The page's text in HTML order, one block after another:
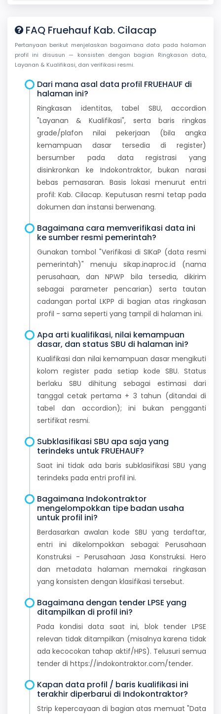
FAQ Fruehauf Kab. Cilacap
Pertanyaan berikut menjelaskan bagaimana data pada halaman
profil ini disusun — konsisten dengan bagian Ringkasan data,
Layanan & Kualifikasi, dan verifikasi resmi.
Dari mana asal data profil FRUEHAUF di
halaman ini?
Ringkasan identitas, tabel SBU, accordion
"Layanan & Kualifikasi", serta baris ringkas
grade/plafon nilai pekerjaan (bila angka
kemampuan dasar tersedia di register)
bersumber pada data registrasi yang
disinkronkan ke Indokontraktor, bukan narasi
bebas pemasaran. Basis lokasi menurut entri
profil: Kab. Cilacap. Keputusan resmi tetap pada
dokumen dan instansi berwenang.
Bagaimana cara memverifikasi data ini
ke sumber resmi pemerintah?
Gunakan tombol "Verifikasi di SIKaP (data resmi
pemerintah)" menuju sikap.inaproc.id (nama
perusahaan, dan NPWP bila tersedia, dikirim
sebagai parameter pencarian) serta tautan
cadangan portal LKPP di bagian atas ringkasan
profil - sama seperti yang tampil di halaman ini.
Apa arti kualifikasi, nilai kemampuan
dasar, dan status SBU di halaman ini?
Kualifikasi dan nilai kemampuan dasar mengikuti
kolom register pada setiap kode SBU. Status
berlaku SBU dihitung sebagai estimasi dari
tanggal cetak pertama + 3 tahun (ditandai di
tabel dan accordion); ini bukan pengganti
sertifikat resmi.
Subklasifikasi SBU apa saja yang
terindeks untuk FRUEHAUF?
Saat ini tidak ada baris subklasifikasi SBU yang
terindeks pada entri profil ini.
Bagaimana Indokontraktor
mengelompokkan tipe badan usaha
untuk profil ini?
Berdasarkan awalan kode SBU yang terdaftar,
entri ini dikelompokkan sebagai: Perusahaan
Konstruksi - Perusahaan Jasa Konstruksi. Hero
dan metadata halaman memakai ringkasan
yang konsisten dengan klasifikasi tersebut.
Bagaimana dengan tender LPSE yang
ditampilkan di profil ini?
Pada kondisi data saat ini, blok tender LPSE
relevan tidak ditampilkan (misalnya karena tidak
ada kecocokan tahap aktif/HPS). Telusuri semua
tender di https://indokontraktor.com/tender.
Kapan data profil / baris kualifikasi ini
terakhir diperbarui di Indokontraktor?
Strip kepercayaan di bagian atas memuat "Data